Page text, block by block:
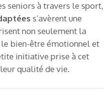
seniors à travers le sport,
s’avèrent une
non seulement la
le bien-être émotionnel et
initiative prise à cet
qualité de vie.